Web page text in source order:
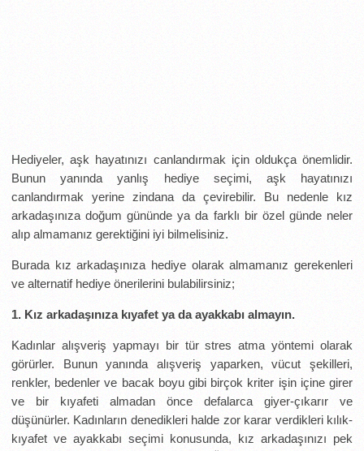
Hediyeler, aşk hayatınızı canlandırmak için oldukça önemlidir.
Bunun yanında yanlış hediye seçimi, aşk hayatınızı
canlandırmak yerine zindana da çevirebilir. Bu nedenle kız
arkadaşınıza doğum gününde ya da farklı bir özel günde neler
alıp almamanız gerektiğini iyi bilmelisiniz.
Burada kız arkadaşınıza hediye olarak almamanız gerekenleri
ve alternatif hediye önerilerini bulabilirsiniz;
1. Kız arkadaşınıza kıyafet ya da ayakkabı almayın.
Kadınlar alışveriş yapmayı bir tür stres atma yöntemi olarak
görürler. Bunun yanında alışveriş yaparken, vücut şekilleri,
renkler, bedenler ve bacak boyu gibi birçok kriter işin içine girer
ve bir kıyafeti almadan önce defalarca giyer-çıkarır ve
düşünürler. Kadınların denedikleri halde zor karar verdikleri kılık-
kıyafet ve ayakkabı seçimi konusunda, kız arkadaşınızı pek